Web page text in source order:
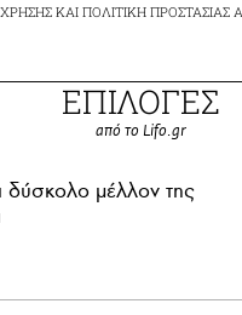
ΚΑΙ ΠΟΛΙΤΙΚΗ ΠΡΟΣΤΑΣΙΑΣ
ΕΠΙΛΟΓΕΣ
από το Lifo.gr
δύσκολο μέλλον της